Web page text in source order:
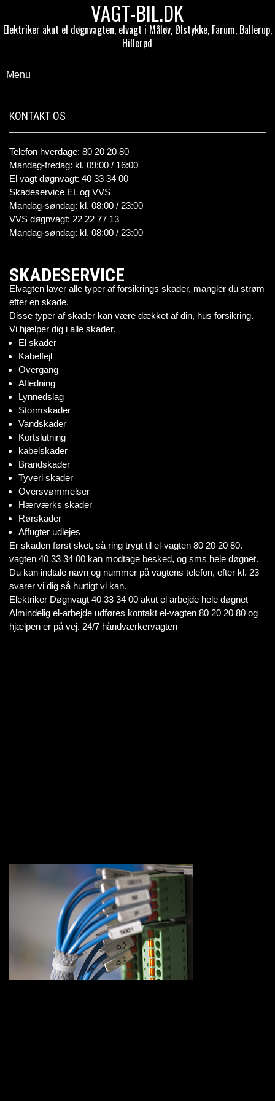
VAGT-BIL.DK
Elektriker akut el døgnvagten, elvagt i Måløv, Ølstykke, Farum, Ballerup,
Hillerød
Menu
KONTAKT OS
Telefon hverdage: 80 20 20 80
Mandag-fredag: kl. 09:00 / 16:00
El vagt døgnvagt: 40 33 34 00
Skadeservice EL og VVS
Mandag-søndag: kl. 08:00 / 23:00
VVS døgnvagt: 22 22 77 13
Mandag-søndag: kl. 08:00 / 23:00
SKADESERVICE
Elvagten laver alle typer af forsikrings skader, mangler du strøm
efter en skade.
Disse typer af skader kan være dækket af din, hus forsikring.
Vi hjælper dig i alle skader.
El skader
Kabelfejl
Overgang
Afledning
Lynnedslag
Stormskader
Vandskader
Kortslutning
kabelskader
Brandskader
Tyveri skader
Oversvømmelser
Hærværks skader
Rørskader
Affugter udlejes
Er skaden først sket, så ring trygt til el-vagten 80 20 20 80.
vagten 40 33 34 00 kan modtage besked, og sms hele døgnet.
Du kan indtale navn og nummer på vagtens telefon, efter kl. 23
svarer vi dig så hurtigt vi kan.
Elektriker Døgnvagt 40 33 34 00 akut el arbejde hele døgnet
Almindelig el-arbejde udføres kontakt el-vagten 80 20 20 80 og
hjælpen er på vej. 24/7 håndværkervagten